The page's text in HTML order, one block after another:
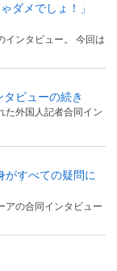
ダメでしょ！」
インタビュー。 今回は
ビューの続き
た外国人記者合同イン
がすべての疑問に
アの合同インタビュー